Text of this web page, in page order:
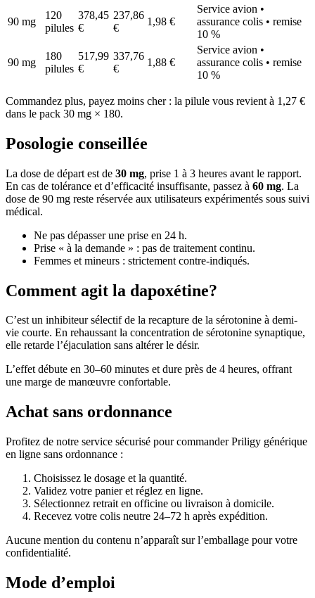
90 mg
120
pilules
378,45
€
237,86
€
1,98 €
Service avion •
assurance colis • remise
10 %
90 mg
180
pilules
517,99
€
337,76
€
1,88 €
Service avion •
assurance colis • remise
10 %
Commandez plus, payez moins cher : la pilule vous revient à 1,27 €
dans le pack 30 mg × 180.
Posologie conseillée
La dose de départ est de 30 mg, prise 1 à 3 heures avant le rapport.
En cas de tolérance et d’efficacité insuffisante, passez à 60 mg. La
dose de 90 mg reste réservée aux utilisateurs expérimentés sous suivi
médical.
Ne pas dépasser une prise en 24 h.
Prise « à la demande » : pas de traitement continu.
Femmes et mineurs : strictement contre-indiqués.
Comment agit la dapoxétine?
C’est un inhibiteur sélectif de la recapture de la sérotonine à demi-
vie courte. En rehaussant la concentration de sérotonine synaptique,
elle retarde l’éjaculation sans altérer le désir.
L’effet débute en 30–60 minutes et dure près de 4 heures, offrant
une marge de manœuvre confortable.
Achat sans ordonnance
Profitez de notre service sécurisé pour commander Priligy générique
en ligne sans ordonnance :
Choisissez le dosage et la quantité.
Validez votre panier et réglez en ligne.
Sélectionnez retrait en officine ou livraison à domicile.
Recevez votre colis neutre 24–72 h après expédition.
Aucune mention du contenu n’apparaît sur l’emballage pour votre
confidentialité.
Mode d’emploi